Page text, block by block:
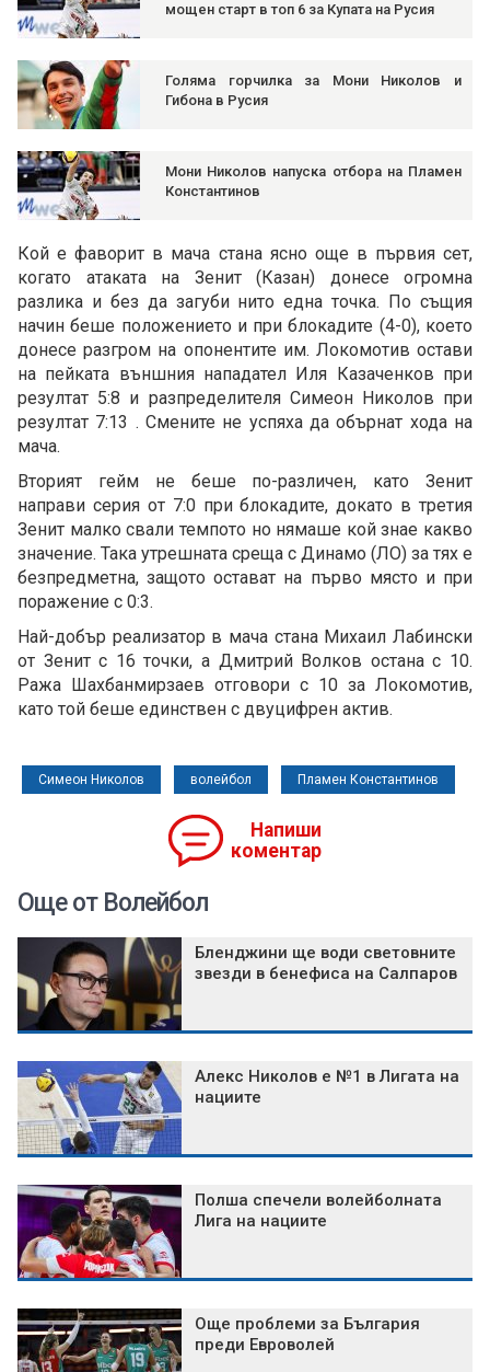
мощен старт в топ 6 за Купата на Русия
Голяма горчилка за Мони Николов и
Гибона в Русия
Мони Николов напуска отбора на Пламен
Константинов
Кой е фаворит в мача стана ясно още в първия сет,
когато атаката на Зенит (Казан) донесе огромна
разлика и без да загуби нито една точка. По същия
начин беше положението и при блокадите (4-0), което
донесе разгром на опонентите им. Локомотив остави
на пейката външния нападател Иля Казаченков при
резултат 5:8 и разпределителя Симеон Николов при
резултат 7:13 . Смените не успяха да обърнат хода на
мача.
Вторият гейм не беше по-различен, като Зенит
направи серия от 7:0 при блокадите, докато в третия
Зенит малко свали темпото но нямаше кой знае какво
значение. Така утрешната среща с Динамо (ЛО) за тях е
безпредметна, защото остават на първо място и при
поражение с 0:3.
Най-добър реализатор в мача стана Михаил Лабински
от Зенит с 16 точки, а Дмитрий Волков остана с 10.
Ража Шахбанмирзаев отговори с 10 за Локомотив,
като той беше единствен с двуцифрен актив.
Симеон Николов волейбол Пламен Константинов
Напиши
коментар
Още от Волейбол
Бленджини ще води световните
звезди в бенефиса на Салпаров
Алекс Николов е №1 в Лигата на
нациите
Полша спечели волейболната
Лига на нациите
Още проблеми за България
преди Евроволей